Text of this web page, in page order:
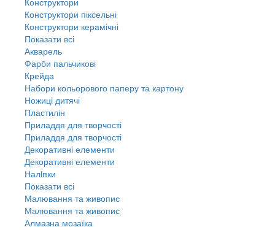
Конструктори піксельні
Конструктори керамічні
Показати всі
Акварель
Фарби пальчикові
Крейда
Набори кольорового паперу та картону
Ножиці дитячі
Пластилін
Приладдя для творчості
Приладдя для творчості
Декоративні елементи
Декоративні елементи
Налiпки
Показати всі
Малювання та живопис
Малювання та живопис
Алмазна мозаїка